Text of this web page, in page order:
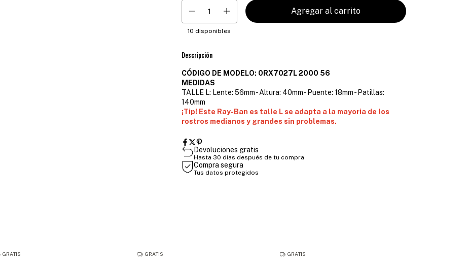
10 disponibles
Descripción
CÓDIGO DE MODELO: 0RX7027L 2000 56
MEDIDAS
TALLE L: Lente: 56mm - Altura: 40mm - Puente: 18mm - Patillas:
140mm
¡Tip! Este Ray-Ban es talle L se adapta a la mayoria de los
rostros medianos y grandes sin problemas.
Devoluciones gratis
Hasta 30 días después de tu compra
Compra segura
Tus datos protegidos
GRATIS GRATIS GRATIS